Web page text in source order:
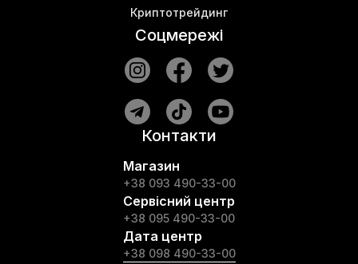
Криптотрейдинг
Соцмережі
Контакти
Магазин
+38 093 490-33-00
Сервісний центр
+38 095 490-33-00
Дата центр
+38 098 490-33-00